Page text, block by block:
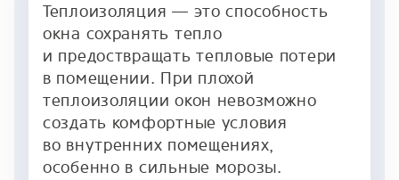
Теплоизоляция — это способность
окна сохранять тепло
и предоствращать тепловые потери
в помещении. При плохой
теплоизоляции окон невозможно
создать комфортные условия
во внутренних помещениях,
особенно в сильные морозы.